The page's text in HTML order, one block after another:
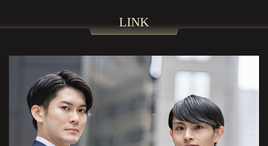
LINK